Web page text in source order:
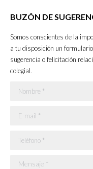
opens
new
window
opens
new
window
opens
new
window
opens
in
new
window
BUZÓN DE
Somos conscientes de la
a tu disposición un
sugerencia o felicitación
colegial.
Nombre *
E-mail *
Teléfono *
Mensaje *